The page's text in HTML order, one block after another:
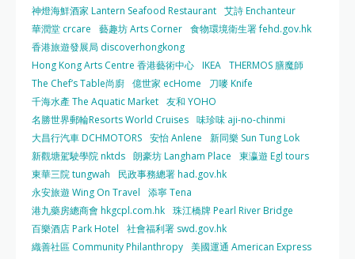
神燈海鮮酒家 Lantern Seafood Restaurant 艾詩 Enchanteur
華潤堂 crcare
藝趣坊 Arts Corner 食物環境衛生署 fehd.gov.hk
香港旅遊發展局 discoverhongkong
Hong Kong Arts Centre 香港藝術中心 IKEA THERMOS 膳魔師
The Chef’s Table尚廚 億世家 ecHome
刀嘜 Knife
千海水產 The Aquatic Market 友和 YOHO
名勝世界郵輪Resorts World Cruises 味珍味 aji-no-chinmi
大昌行汽車 DCHMOTORS 安怡 Anlene
新同樂 Sun Tung Lok
新觀塘駕駛學院 nktds 朗豪坊 Langham Place
東瀛遊 Egl tours
東華三院 tungwah
民政事務總署 had.gov.hk
永安旅遊 Wing On Travel
添寧 Tena
港九藥房總商會 hkgcpl.com.hk 珠江橋牌 Pearl River Bridge
百樂酒店 Park Hotel
社會福利署 swd.gov.hk
織善社區 Community Philanthropy 美國運通 American Express